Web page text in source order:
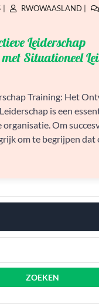
GEPLAATST
RWOWAASLAND
Leiderschap
Situationeel
Training: Het
is een
Om
om te begrijpen dat